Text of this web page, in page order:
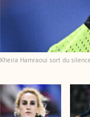
Kheira Hamraoui sort du